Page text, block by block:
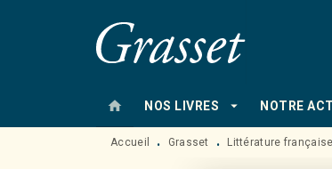
MENU RECHERCHE
home NOS LIVRES arrow_drop_down NOTRE
Accueil • Grasset • Littérature française